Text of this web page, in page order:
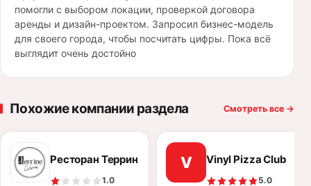
помогли с выбором локации, проверкой договора
аренды и дизайн-проектом. Запросил бизнес-модель
для своего города, чтобы посчитать цифры. Пока всё
выглядит очень достойно
Похожие компании раздела Смотреть все →
Ресторан Террин (Terrin)
1.0
V Vinyl Pizza Club
5.0